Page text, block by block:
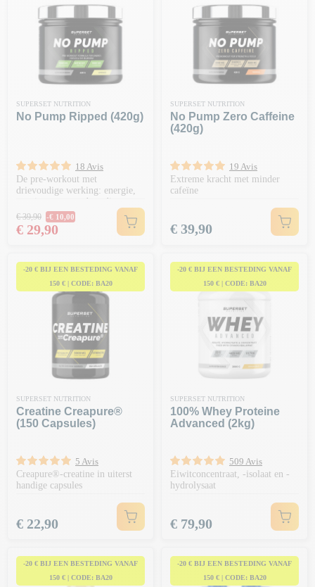
SUPERSET NUTRITION
No Pump Ripped (420g)
18 Avis
De pre-workout met
drievoudige werking: energie,
stuwing en vetverbranding
Normale prijs
€ 39,90 -€ 10,00
Prijs
€ 29,90
SUPERSET NUTRITION
No Pump Zero Caffeine
(420g)
19 Avis
Extreme kracht met minder
cafeïne
Prijs
€ 39,90
-20 € BIJ EEN BESTEDING VANAF
150 € | CODE: BA20
SUPERSET NUTRITION
Creatine Creapure®
(150 Capsules)
5 Avis
Creapure®-creatine in uiterst
handige capsules
Prijs
€ 22,90
-20 € BIJ EEN BESTEDING VANAF
150 € | CODE: BA20
SUPERSET NUTRITION
100% Whey Proteine
Advanced (2kg)
509 Avis
Eiwitconcentraat, -isolaat en -
hydrolysaat
Prijs
€ 79,90
-20 € BIJ EEN BESTEDING VANAF
150 € | CODE: BA20
-20 € BIJ EEN BESTEDING VANAF
150 € | CODE: BA20